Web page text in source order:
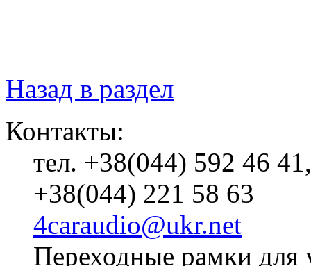
Назад в раздел
Контакты:
тел. +38(044) 592 46 41,
+38(044) 221 58 63
4caraudio@ukr.net
Переходные рамки для